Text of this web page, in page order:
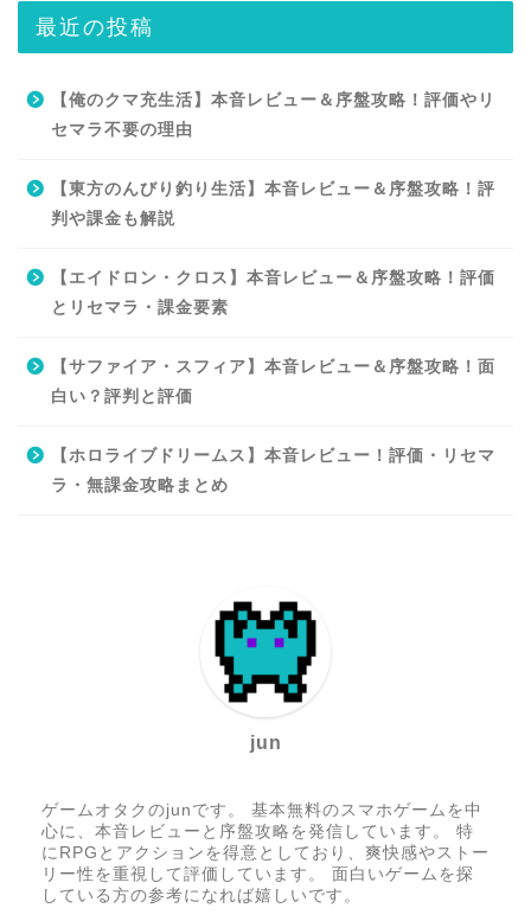
最近の投稿
【俺のクマ充生活】本音レビュー＆序盤攻略！評価やリ
セマラ不要の理由
【東方のんびり釣り生活】本音レビュー＆序盤攻略！評
判や課金も解説
【エイドロン・クロス】本音レビュー＆序盤攻略！評価
とリセマラ・課金要素
【サファイア・スフィア】本音レビュー＆序盤攻略！面
白い？評判と評価
【ホロライブドリームス】本音レビュー！評価・リセマ
ラ・無課金攻略まとめ
jun
ゲームオタクのjunです。 基本無料のスマホゲームを中
心に、本音レビューと序盤攻略を発信しています。 特
にRPGとアクションを得意としており、爽快感やストー
リー性を重視して評価しています。 面白いゲームを探
している方の参考になれば嬉しいです。